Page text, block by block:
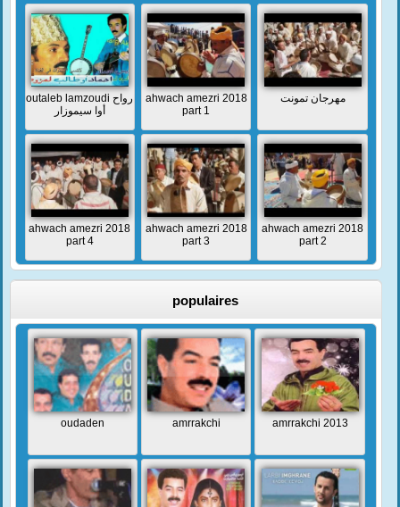
outaleb lamzoudi رواح
أوا سيموزار
ahwach amezri 2018
part 1
مهرجان تمونت
ahwach amezri 2018
part 4
ahwach amezri 2018
part 3
ahwach amezri 2018
part 2
populaires
oudaden amrrakchi amrrakchi 2013